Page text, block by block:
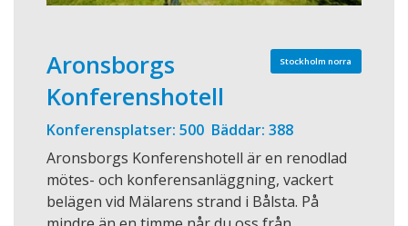
Stockholm norra
Aronsborgs
Konferenshotell
Konferensplatser: 500 Bäddar: 388
Aronsborgs Konferenshotell är en renodlad
mötes- och konferensanläggning, vackert
belägen vid Mälarens strand i Bålsta. På